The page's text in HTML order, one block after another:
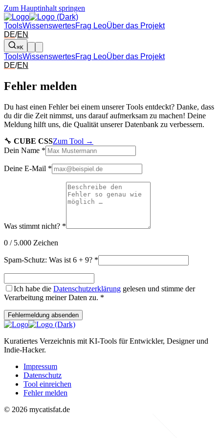
Zum Hauptinhalt springen
ToolsWissenswertesFrag LeoÜber das Projekt
DE/EN
⌘K
ToolsWissenswertesFrag LeoÜber das Projekt
DE/EN
Fehler melden
Du hast einen Fehler bei einem unserer Tools entdeckt? Danke, dass
du dir die Zeit nimmst, uns darauf aufmerksam zu machen! Deine
Meldung hilft uns, die Qualität unserer Datenbank zu verbessern.
🔧 CUBE CSSZum Tool →
Dein Name *
Deine E-Mail *
Was stimmt nicht? *
0 / 5.000 Zeichen
Spam-Schutz: Was ist 6 + 9? *
Ich habe die Datenschutzerklärung gelesen und stimme der
Verarbeitung meiner Daten zu. *
Fehlermeldung absenden
Kuratiertes Verzeichnis mit KI-Tools für Entwickler, Designer und
Indie-Hacker.
Impressum
Datenschutz
Tool einreichen
Fehler melden
© 2026 mycatisfat.de